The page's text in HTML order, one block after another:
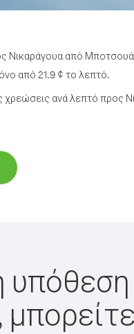
Νικαράγουα από
από 21.9 ¢ το λεπτό.
ανά λεπτό προς